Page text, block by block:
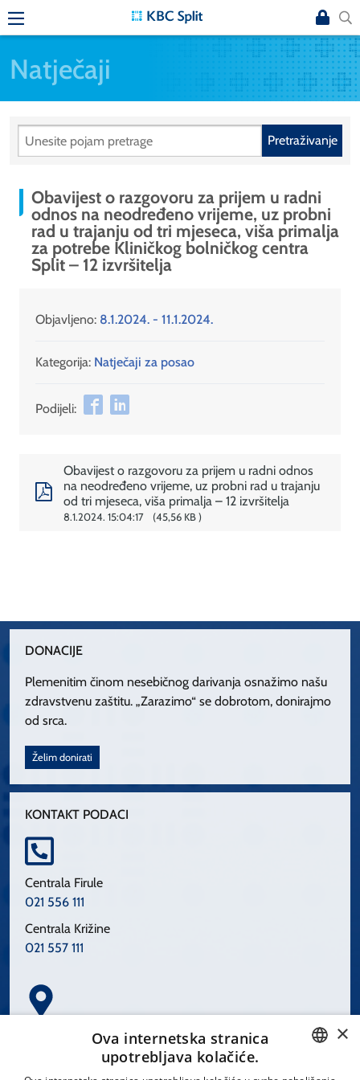
Natječaji
Pretraživanje
Obavijest o razgovoru za prijem u radni
odnos na neodređeno vrijeme, uz probni
rad u trajanju od tri mjeseca, viša primalja
za potrebe Kliničkog bolničkog centra
Split – 12 izvršitelja
Objavljeno: 8.1.2024. - 11.1.2024.
Kategorija: Natječaji za posao
Podijeli:
Obavijest o razgovoru za prijem u radni odnos
na neodređeno vrijeme, uz probni rad u trajanju
od tri mjeseca, viša primalja – 12 izvršitelja
8.1.2024. 15:04:17 45,56 KB
DONACIJE
Plemenitim činom nesebičnog darivanja osnažimo našu
zdravstvenu zaštitu. „Zarazimo“ se dobrotom, donirajmo
od srca.
Želim donirati
KONTAKT PODACI
Centrala Firule
021 556 111
Centrala Križine
021 557 111
Spinčićeva 1, 21000 Split
CROATIAN
×
Ova internetska stranica
upotrebljava kolačiće.